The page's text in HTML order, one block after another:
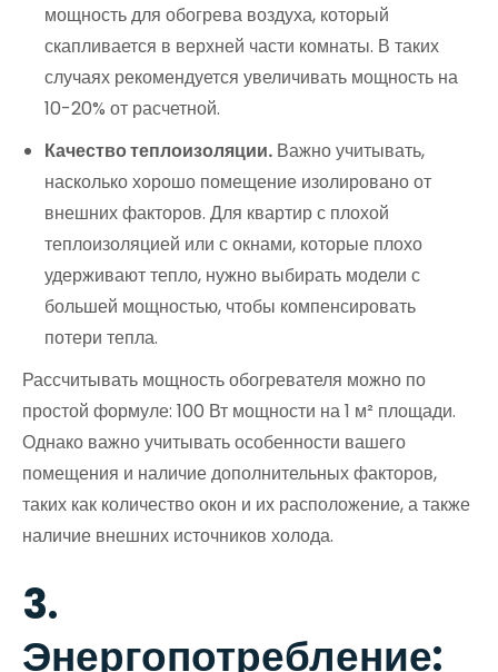
мощность для обогрева воздуха, который
скапливается в верхней части комнаты. В таких
случаях рекомендуется увеличивать мощность на
10-20% от расчетной.
Качество теплоизоляции. Важно учитывать,
насколько хорошо помещение изолировано от
внешних факторов. Для квартир с плохой
теплоизоляцией или с окнами, которые плохо
удерживают тепло, нужно выбирать модели с
большей мощностью, чтобы компенсировать
потери тепла.
Рассчитывать мощность обогревателя можно по
простой формуле: 100 Вт мощности на 1 м² площади.
Однако важно учитывать особенности вашего
помещения и наличие дополнительных факторов,
таких как количество окон и их расположение, а также
наличие внешних источников холода.
3.
Энергопотребление: